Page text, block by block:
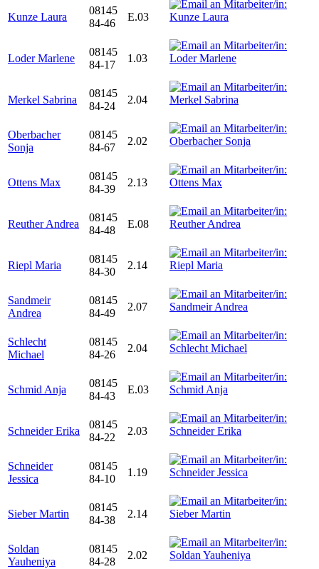
Kunze Laura
08145
84-46
E.03
Loder Marlene
08145
84-17
1.03
Merkel Sabrina
08145
84-24
2.04
Oberbacher
Sonja
08145
84-67
2.02
Ottens Max
08145
84-39
2.13
Reuther Andrea
08145
84-48
E.08
Riepl Maria
08145
84-30
2.14
Sandmeir
Andrea
08145
84-49
2.07
Schlecht
Michael
08145
84-26
2.04
Schmid Anja
08145
84-43
E.03
Schneider Erika
08145
84-22
2.03
Schneider
Jessica
08145
84-10
1.19
Sieber Martin
08145
84-38
2.14
Soldan
Yauheniya
08145
84-28
2.02